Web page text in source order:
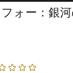
ォー：銀河